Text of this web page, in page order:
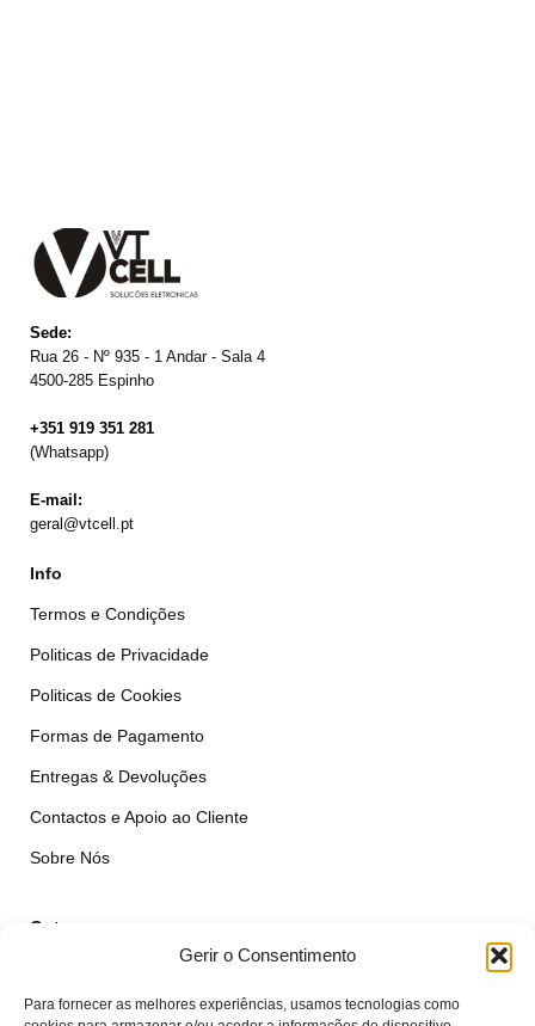
Gerir o Consentimento
Para fornecer as melhores experiências, usamos tecnologias como
Sede:
Rua 26 - Nº 935 - 1 Andar - Sala 4
4500-285 Espinho
+351 919 351 281
(Whatsapp)
E-mail:
geral@vtcell.pt
Info
Termos e Condições
Politicas de Privacidade
Politicas de Cookies
Formas de Pagamento
Entregas & Devoluções
Contactos e Apoio ao Cliente
Sobre Nós
Outros
Simular Reparação